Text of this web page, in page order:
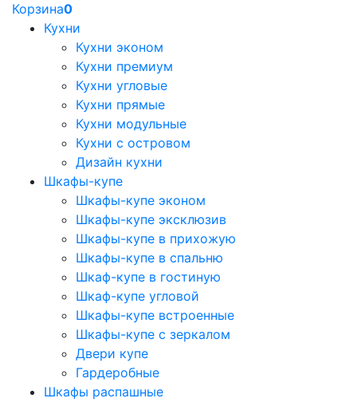
Корзина0
Кухни
Кухни эконом
Кухни премиум
Кухни угловые
Кухни прямые
Кухни модульные
Кухни с островом
Дизайн кухни
Шкафы-купе
Шкафы-купе эконом
Шкафы-купе эксклюзив
Шкафы-купе в прихожую
Шкафы-купе в спальню
Шкаф-купе в гостиную
Шкаф-купе угловой
Шкафы-купе встроенные
Шкафы-купе с зеркалом
Двери купе
Гардеробные
Шкафы распашные